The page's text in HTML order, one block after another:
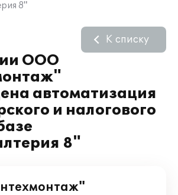
8"
ООО
автоматизация
и налогового
8"
К списку